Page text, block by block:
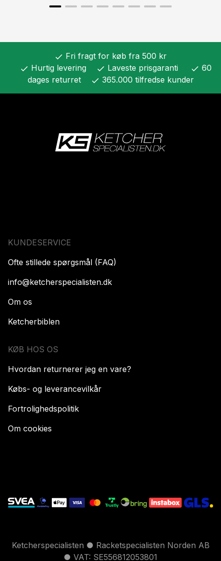
check Fri fragt for køb fra 500 kr
check Hurtig levering check Laveste prisgaranti check 60
dages returret
check 365.000 tilfredse kunder
KUNDESERVICE
Ofte stillede spørgsmål (FAQ)
info@ketcherspecialisten.dk
Om os
Ketcherbiblen
KØB HOS OS
Hvordan returnerer jeg en vare?
Købs- og leverancevilkår
Fortrolighedspolitik
Om cookies
Ketcherspecialisten ● Racketspecialisten Norden AB
● VAT: SE556812053801